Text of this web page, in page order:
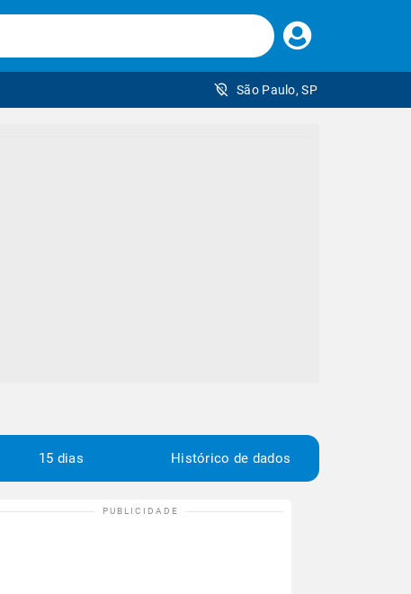
Faça
seu
São Paulo, SP
15 dias Histórico de dados